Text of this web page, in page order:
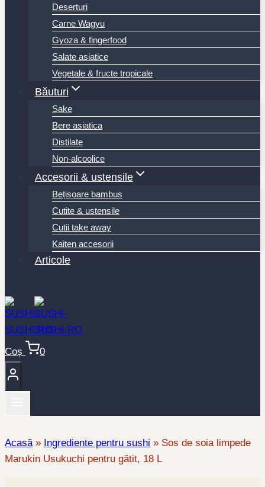
Deserturi
Carne Wagyu
Gyoza & fingerfood
Salate asiatice
Vegetale & fructe tropicale
Băuturi
Sake
Bere asiatica
Distilate
Non-alcoolice
Accesorii & ustensile
Bețișoare bambus
Cutite & ustensile
Cutii take away
Kaiten accesorii
Articole
Coș 0
Acasă» Ingrediente pentru sushi » Sos de soia limpede
Marukin Usukuchi pentru gătit, 18 L